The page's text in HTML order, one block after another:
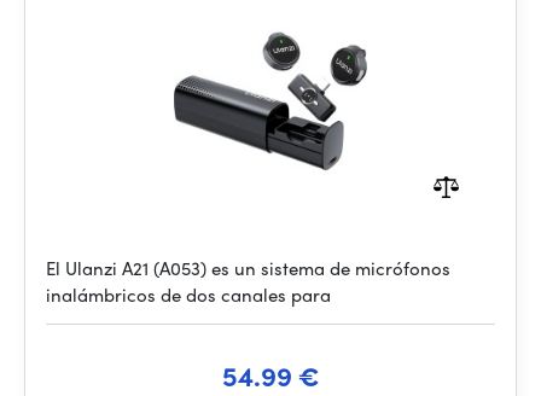
El Ulanzi A21 (A053) es un sistema de micrófonos
inalámbricos de dos canales para
54.99 €